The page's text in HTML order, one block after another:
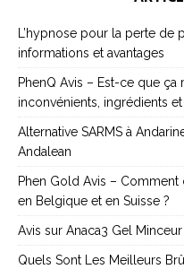
L’hypnose pour la perte de
informations et avantages
PhenQ Avis – Est-ce que ça
inconvénients, ingrédients
Alternative SARMS à
Andalean
Phen Gold Avis –
en Belgique et en Suisse ?
Avis sur Anaca3 Gel
Quels Sont Les Meilleurs